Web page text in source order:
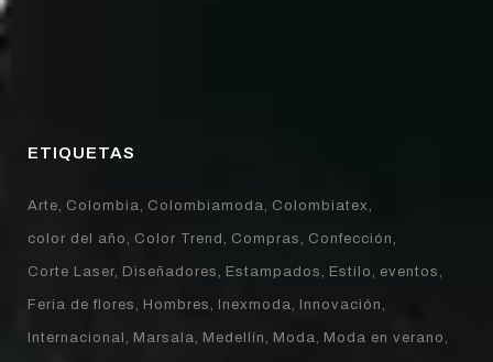
ETIQUETAS
Arte Colombia Colombiamoda Colombiatex
color del año Color Trend Compras Confección
Corte Laser Diseñadores Estampados Estilo eventos
Feria de flores Hombres Inexmoda Innovación
Internacional Marsala Medellín Moda Moda en verano